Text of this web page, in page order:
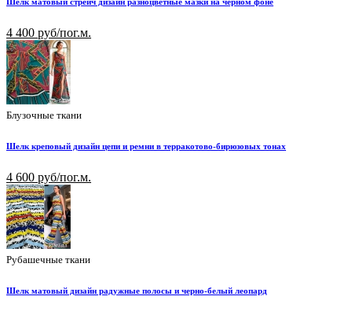
4 400 руб/пог.м.
Блузочные ткани
Шелк креповый дизайн цепи и ремни в терракотово-бирюзовых тонах
4 600 руб/пог.м.
Рубашечные ткани
Шелк матовый дизайн радужные полосы и черно-белый леопард